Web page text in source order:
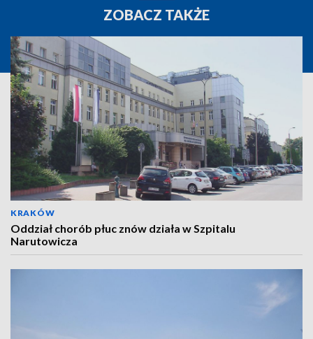
ZOBACZ TAKŻE
KRAKÓW
Oddział chorób płuc znów działa w Szpitalu
Narutowicza